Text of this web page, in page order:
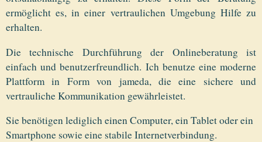
ermöglicht es, in einer vertraulichen Umgebung Hilfe zu
erhalten.
Die technische Durchführung der Onlineberatung ist
einfach und benutzerfreundlich. Ich benutze eine moderne
Plattform in Form von jameda, die eine sichere und
vertrauliche Kommunikation gewährleistet.
Sie benötigen lediglich einen Computer, ein Tablet oder ein
Smartphone sowie eine stabile Internetverbindung.